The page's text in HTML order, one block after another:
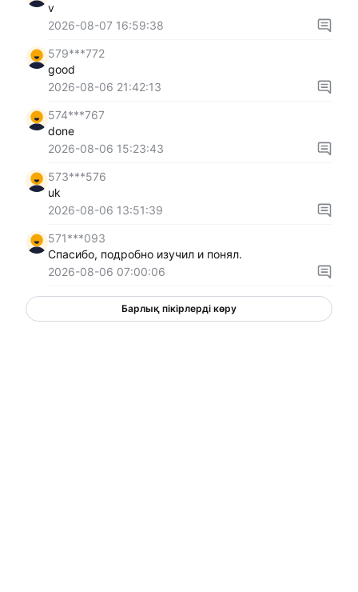
v
2026-08-07 16:59:38
579***772
good
2026-08-06 21:42:13
574***767
done
2026-08-06 15:23:43
573***576
uk
2026-08-06 13:51:39
571***093
Спасибо, подробно изучил и понял.
2026-08-06 07:00:06
Барлық пікірлерді көру